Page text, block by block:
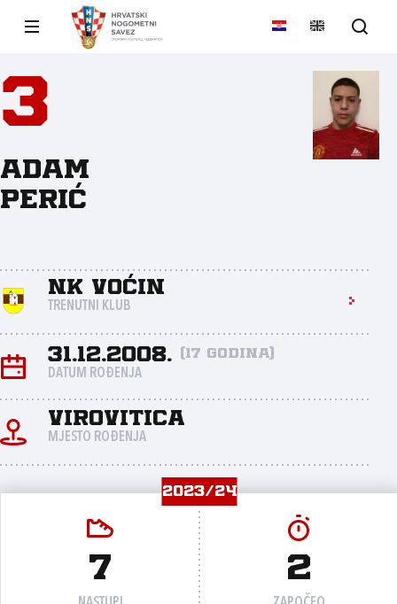
3
Adam
Perić
NK Voćin
TRENUTNI KLUB
31.12.2008. (17 godina)
DATUM ROĐENJA
Virovitica
MJESTO ROĐENJA
2023/24
7 2